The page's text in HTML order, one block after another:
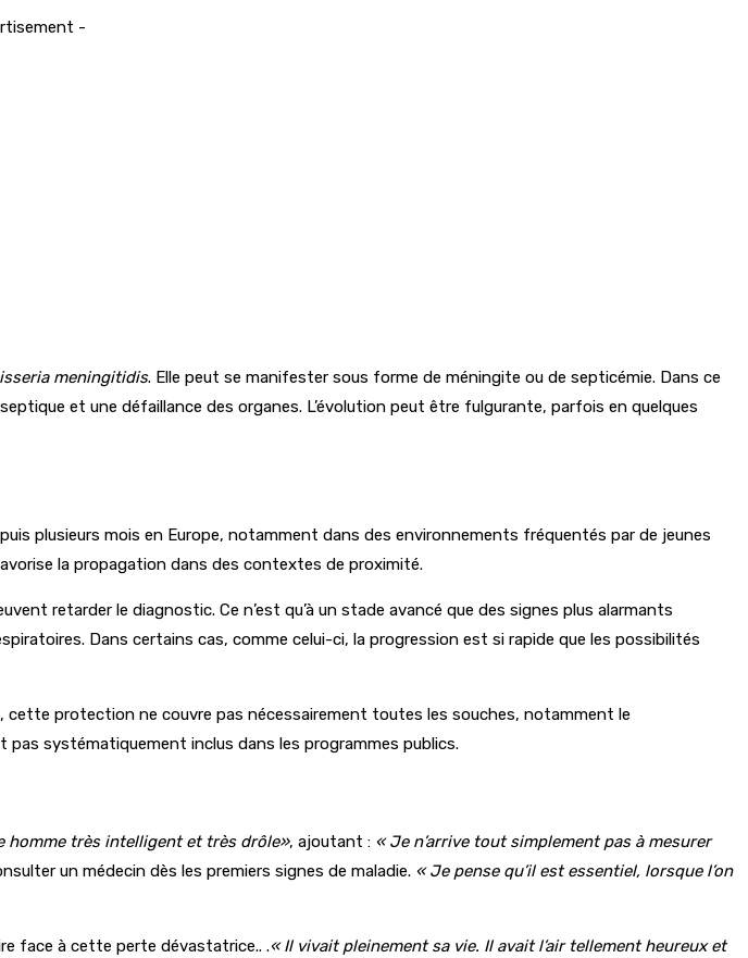
-
meningitidis. Elle peut se manifester sous forme de méningite ou de septicémie. Dans ce
et une défaillance des organes. L’évolution peut être fulgurante, parfois en quelques
plusieurs mois en Europe, notamment dans des environnements fréquentés par de jeunes
la propagation dans des contextes de proximité.
retarder le diagnostic. Ce n’est qu’à un stade avancé que des signes plus alarmants
Dans certains cas, comme celui-ci, la progression est si rapide que les possibilités
protection ne couvre pas nécessairement toutes les souches, notamment le
pas systématiquement inclus dans les programmes publics.
homme très intelligent et très drôle», ajoutant : « Je n’arrive tout simplement pas à mesurer
un médecin dès les premiers signes de maladie. « Je pense qu’il est essentiel, lorsque l’on
face à cette perte dévastatrice.. .« Il vivait pleinement sa vie. Il avait l’air tellement heureux et